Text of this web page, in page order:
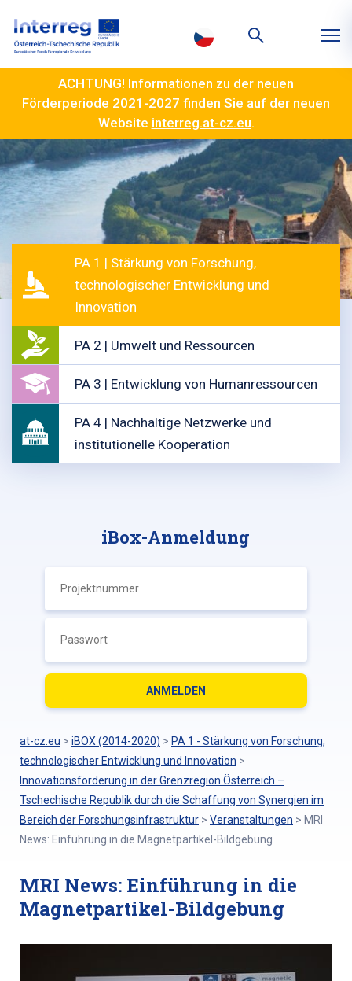
ACHTUNG! Informationen zu der neuen
Förderperiode 2021-2027 finden Sie auf der neuen
Website interreg.at-cz.eu.
PA 1 | Stärkung von Forschung,
technologischer Entwicklung und
Innovation
PA 2 | Umwelt und Ressourcen
PA 3 | Entwicklung von Humanressourcen
PA 4 | Nachhaltige Netzwerke und
institutionelle Kooperation
iBox-Anmeldung
at-cz.eu > iBOX (2014-2020) > PA 1 - Stärkung von Forschung,
technologischer Entwicklung und Innovation >
Innovationsförderung in der Grenzregion Österreich –
Tschechische Republik durch die Schaffung von Synergien im
Bereich der Forschungsinfrastruktur > Veranstaltungen > MRI
News: Einführung in die Magnetpartikel-Bildgebung
MRI News: Einführung in die
Magnetpartikel-Bildgebung